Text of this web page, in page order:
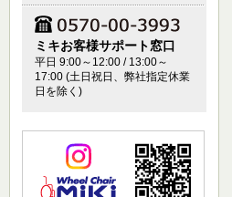
ミキお客様サポート窓口
平日 9:00～12:00 / 13:00～
17:00 (土日祝日、弊社指定休業
日を除く)